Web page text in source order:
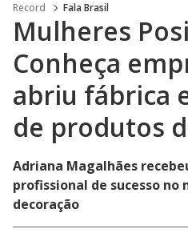
Record Fala Brasil
Mulheres
Conheça
abriu fábrica
de produtos
Adriana Magalhães
profissional de sucesso no
decoração